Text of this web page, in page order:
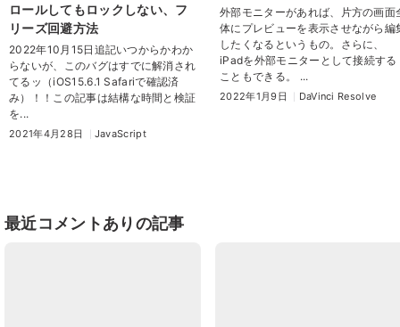
ロールしてもロックしない、フ
リーズ回避方法
2022年10月15日追記いつからかわか
らないが、このバグはすでに解消され
てるッ（iOS15.6.1 Safariで確認済
み）！！この記事は結構な時間と検証
を...
2021年4月28日 JavaScript
外部モニターがあれば、片方の画面
体にプレビューを表示させながら編
したくなるというもの。さらに、
iPadを外部モニターとして接続する
こともできる。 ...
2022年1月9日 DaVinci Resolve
最近コメントありの記事